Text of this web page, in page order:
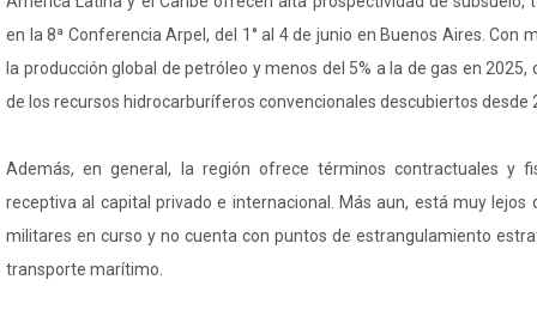
en la 8ª Conferencia Arpel, del 1° al 4 de junio en Buenos Aires. Con
la producción global de petróleo y menos del 5% a la de gas en 2025,
de los recursos hidrocarburíferos convencionales descubiertos desde
Además, en general, la región ofrece términos contractuales y
receptiva al capital privado e internacional. Más aun, está muy lejos
militares en curso y no cuenta con puntos de estrangulamiento
transporte marítimo.